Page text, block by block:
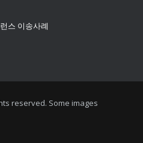
스 이송사례
자 이송
reserved. Some images